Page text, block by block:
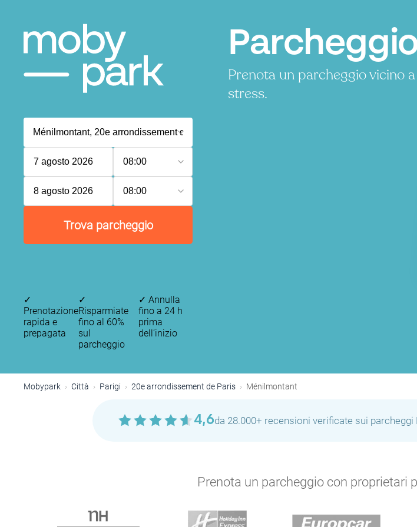
Prenota un parcheggio vicino
stress.
7 agosto 2026 08:00
8 agosto 2026 08:00
Trova parcheggio
✓
Prenotazione
rapida e
prepagata
✓
Risparmiate
fino al 60%
sul
parcheggio
✓ Annulla
fino a 24 h
prima
dell’inizio
Mobypark Città Parigi 20e arrondissement de Paris Ménilmontant
4,6da 28.000+ recensioni verificate sui parcheggi
Prenota un parcheggio con proprietari
P
P